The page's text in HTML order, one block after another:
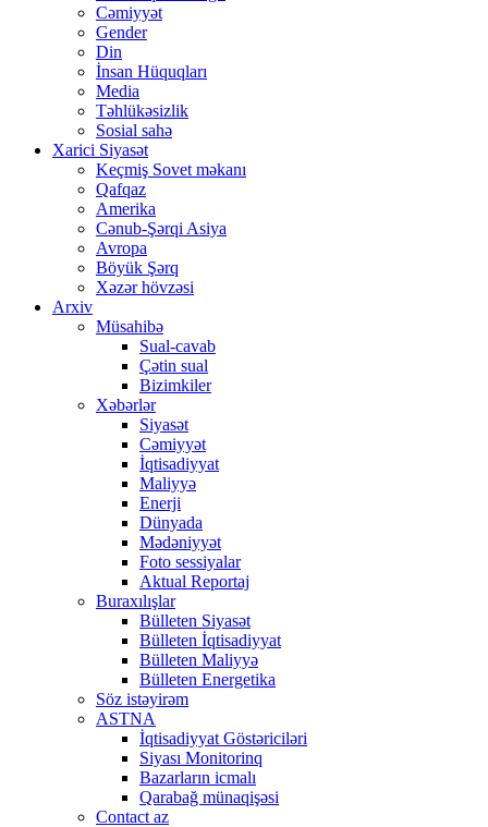
Cəmiyyət
Gender
Din
İnsan Hüquqları
Media
Təhlükəsizlik
Sosial sahə
Xarici Siyasət
Keçmiş Sovet məkanı
Qafqaz
Amerika
Cənub-Şərqi Asiya
Avropa
Böyük Şərq
Xəzər hövzəsi
Arxiv
Müsahibə
Sual-cavab
Çətin sual
Bizimkiler
Xəbərlər
Siyasət
Cəmiyyət
İqtisadiyyat
Maliyyə
Enerji
Dünyada
Mədəniyyət
Foto sessiyalar
Aktual Reportaj
Buraxılışlar
Bülleten Siyasət
Bülleten İqtisadiyyat
Bülleten Maliyyə
Bülleten Energetika
Söz istəyirəm
ASTNA
İqtisadiyyat Göstəriciləri
Siyası Monitorinq
Bazarların icmalı
Qarabağ münaqişəsi
Contact az